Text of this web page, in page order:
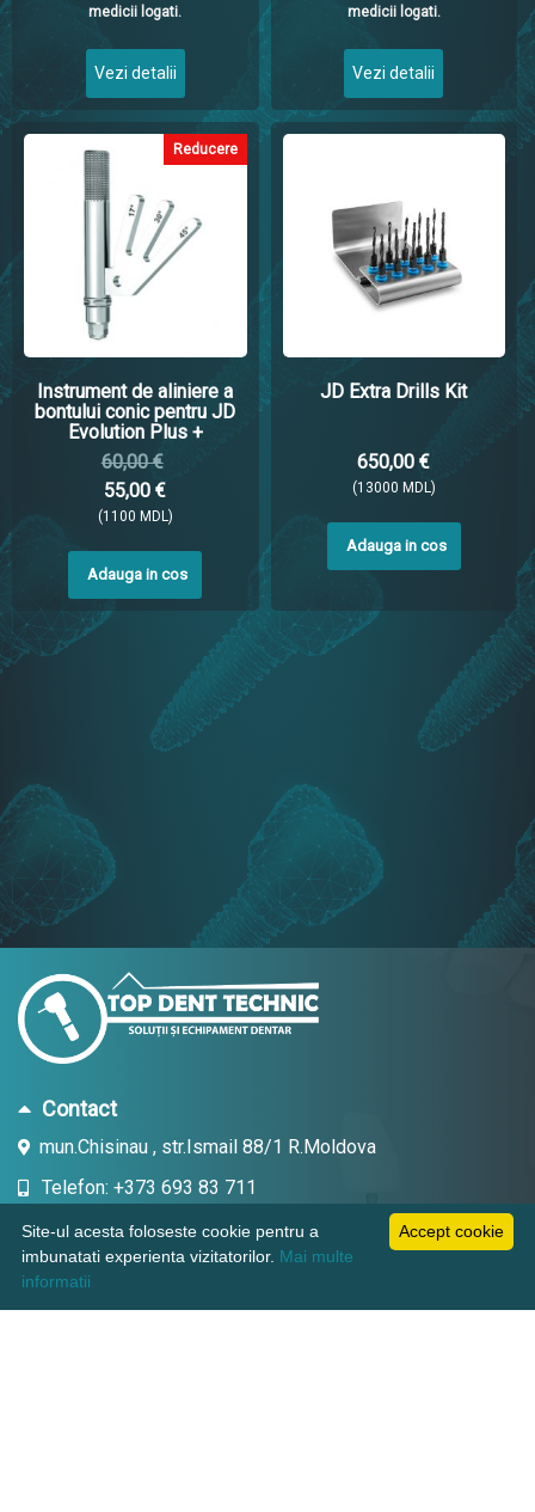
medicii logati.
Vezi detalii
medicii logati.
Vezi detalii
Reducere
Instrument de aliniere a
bontului conic pentru JD
Evolution Plus +
60,00 €
55,00 €
(1100 MDL)
Adauga in cos
JD Extra Drills Kit
650,00 €
(13000 MDL)
Adauga in cos
Contact
mun.Chisinau , str.Ismail 88/1 R.Moldova
Telefon: +373 693 83 711
Email: topdent.technic@gmail.com
Accept cookie
Site-ul acesta foloseste cookie pentru a
imbunatati experienta vizitatorilor. Mai multe
informatii